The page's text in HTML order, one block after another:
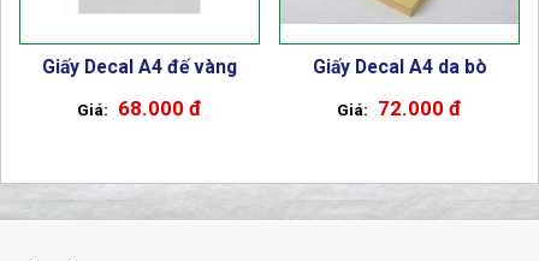
Giấy Decal A4 đế vàng
68.000 đ
Giấy Decal A4 da bò
72.000 đ